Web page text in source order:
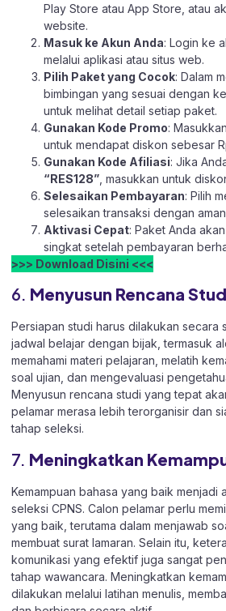
Play Store atau App Store , atau
website.
Masuk ke Akun Anda: Login ke
melalui aplikasi atau situs web.
Pilih Paket yang Cocok: Dalam
bimbingan yang sesuai dengan
untuk melihat detail setiap paket.
Gunakan Kode Promo:
untuk mendapat diskon sebesar
Gunakan Kode Afiliasi: Jika
“RES128” , masukkan untuk
Selesaikan Pembayaran: Pilih
selesaikan transaksi dengan
Aktivasi Cepat: Paket Anda
singkat setelah pembayaran
>>> Download Disini <<<
6. Menyusun Rencana
Persiapan studi harus dilakukan secara
jadwal belajar dengan bijak, termasuk
memahami materi pelajaran, melatih
soal ujian, dan mengevaluasi
Menyusun rencana studi yang tepat
pelamar merasa lebih terorganisir dan
tahap seleksi.
7. Meningkatkan
Kemampuan bahasa yang baik menjadi
seleksi CPNS. Calon pelamar perlu
yang baik, terutama dalam menjawab
membuat surat lamaran. Selain itu,
komunikasi yang efektif juga sangat
tahap wawancara. Meningkatkan
dilakukan melalui latihan menulis,